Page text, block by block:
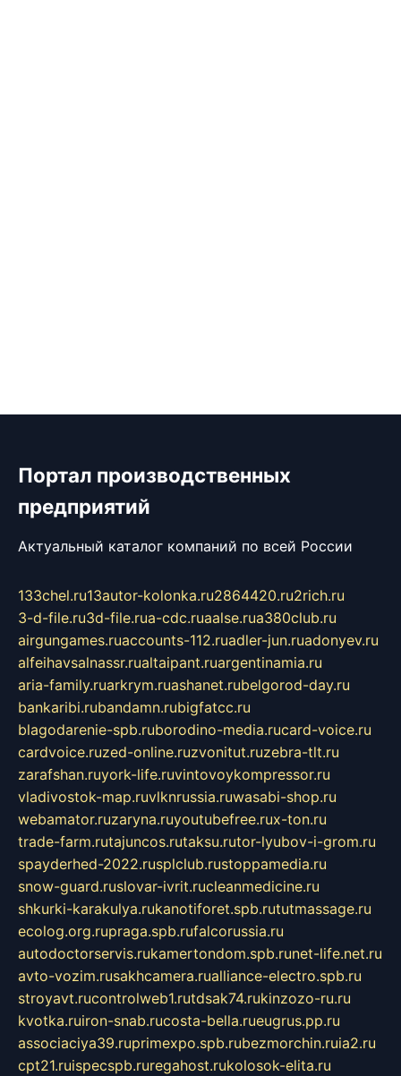
Портал производственных
предприятий
Актуальный каталог компаний по всей России
133chel.ru13autor-kolonka.ru2864420.ru2rich.ru
3-d-file.ru3d-file.rua-cdc.ruaalse.rua380club.ru
airgungames.ruaccounts-112.ruadler-jun.ruadonyev.ru
alfeihavsalnassr.rualtaipant.ruargentinamia.ru
aria-family.ruarkrym.ruashanet.rubelgorod-day.ru
bankaribi.rubandamn.rubigfatcc.ru
blagodarenie-spb.ruborodino-media.rucard-voice.ru
cardvoice.ruzed-online.ruzvonitut.ruzebra-tlt.ru
zarafshan.ruyork-life.ruvintovoykompressor.ru
vladivostok-map.ruvlknrussia.ruwasabi-shop.ru
webamator.ruzaryna.ruyoutubefree.rux-ton.ru
trade-farm.rutajuncos.rutaksu.rutor-lyubov-i-grom.ru
spayderhed-2022.rusplclub.rustoppamedia.ru
snow-guard.ruslovar-ivrit.rucleanmedicine.ru
shkurki-karakulya.rukanotiforet.spb.rututmassage.ru
ecolog.org.rupraga.spb.rufalcorussia.ru
autodoctorservis.rukamertondom.spb.runet-life.net.ru
avto-vozim.rusakhcamera.rualliance-electro.spb.ru
stroyavt.rucontrolweb1.rutdsak74.rukinzozo-ru.ru
kvotka.ruiron-snab.rucosta-bella.rueugrus.pp.ru
associaciya39.ruprimexpo.spb.rubezmorchin.ruia2.ru
cpt21.ruispecspb.ruregahost.rukolosok-elita.ru